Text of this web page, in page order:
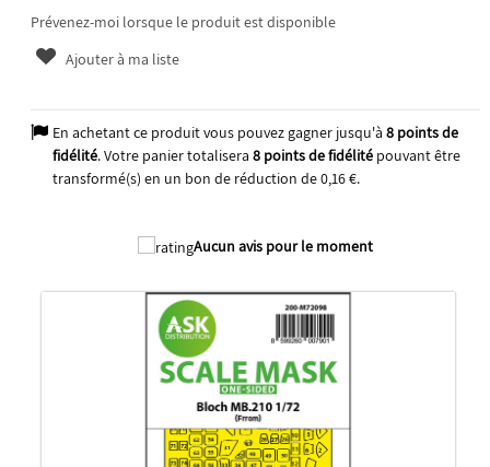
Prévenez-moi lorsque le produit est disponible
Ajouter à ma liste
En achetant ce produit vous pouvez gagner jusqu'à 8points de
fidélité. Votre panier totalisera 8points de fidélitépouvant être
transformé(s) en un bon de réduction de0,16 €.
Aucun avis pour le moment
2025